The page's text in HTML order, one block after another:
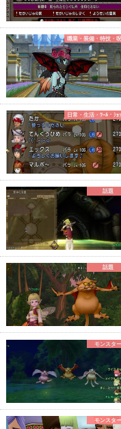
職業・装備・特技・
日常・生活・ﾂｰﾙ・ｼｮ
話題
話題
モンスター
モンスター